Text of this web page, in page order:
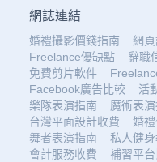
網誌連結
婚禮攝影價錢指南
網
Freelance優缺點
辭職
免費剪片軟件
Facebook廣告比較
活
樂隊表演指南
魔術表
台灣平面設計收費
婚
舞者表演指南
私人健
會計服務收費
補習平